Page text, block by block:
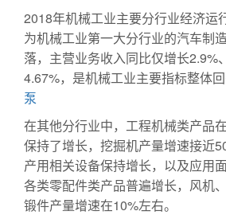
2018年机械工业主要分行业经济运
为机械工业第一大分行业的汽车制
落，主营业务收入同比仅增长2.9%
4.67%，是机械工业主要指标整体
泵
在其他分行业中，工程机械类产品
保持了增长，挖掘机产量增速接近
产用相关设备保持增长，以及应用
各类零配件类产品普遍增长，风机
锻件产量增速在10%左右。